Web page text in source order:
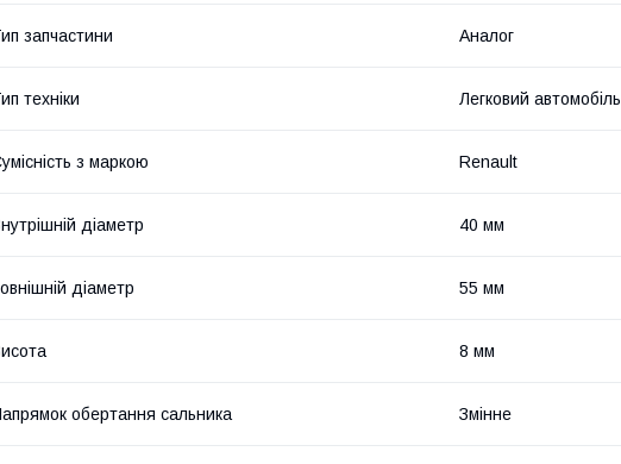
запчастини Аналог
техніки Легковий автомобіль
з маркою Renault
діаметр 40 мм
діаметр 55 мм
8 мм
обертання сальника Змінне